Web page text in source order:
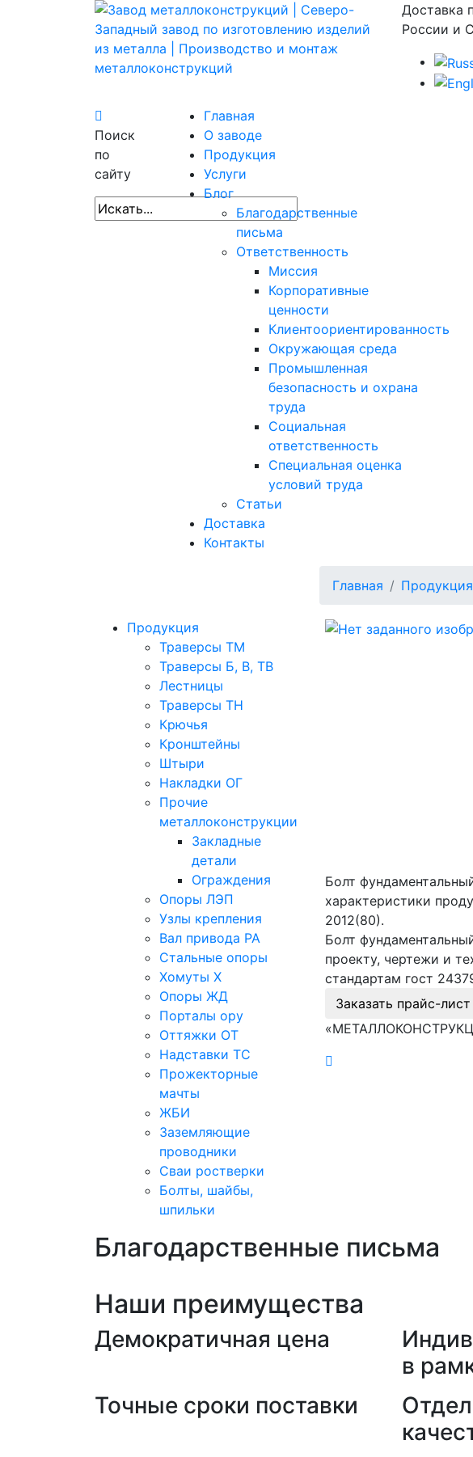
Доставка
России и
Поиск
по
сайту
Главная
О заводе
Продукция
Услуги
Блог
Благодарственные
письма
Ответственность
Миссия
Корпоративные
ценности
Клиентоориентированность
Окружающая среда
Промышленная
безопасность и охрана
труда
Социальная
ответственность
Специальная оценка
условий труда
Статьи
Доставка
Контакты
Главная Продукция
Продукция
Траверсы ТМ
Траверсы Б, В, ТВ
Лестницы
Траверсы ТН
Крючья
Кронштейны
Штыри
Накладки ОГ
Прочие
металлоконструкции
Закладные
детали
Ограждения
Опоры ЛЭП
Узлы крепления
Вал привода РА
Стальные опоры
Хомуты Х
Опоры ЖД
Порталы ору
Оттяжки ОТ
Надставки ТС
Прожекторные
мачты
ЖБИ
Заземляющие
проводники
Сваи ростверки
Болты, шайбы,
шпильки
Болт
характеристики
2012(80).
Болт
проекту, чертежи и
стандартам гост
Заказать прайс-лист
Благодарственные письма
Наши преимущества
Демократичная цена
в
Точные сроки поставки